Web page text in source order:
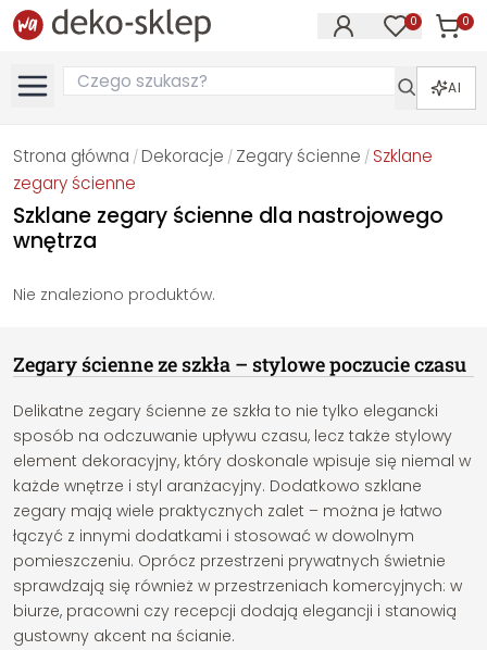
0 0
AI
Strona główna / Dekoracje / Zegary ścienne / Szklane
zegary ścienne
Szklane zegary ścienne dla nastrojowego
wnętrza
Nie znaleziono produktów.
Zegary ścienne ze szkła – stylowe poczucie czasu
Delikatne zegary ścienne ze szkła to nie tylko elegancki
sposób na odczuwanie upływu czasu, lecz także stylowy
element dekoracyjny, który doskonale wpisuje się niemal w
każde wnętrze i styl aranżacyjny. Dodatkowo szklane
zegary mają wiele praktycznych zalet – można je łatwo
łączyć z innymi dodatkami i stosować w dowolnym
pomieszczeniu. Oprócz przestrzeni prywatnych świetnie
sprawdzają się również w przestrzeniach komercyjnych: w
biurze, pracowni czy recepcji dodają elegancji i stanowią
gustowny akcent na ścianie.